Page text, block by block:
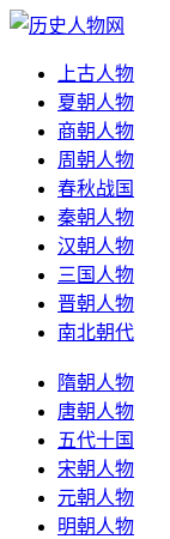
上古人物
夏朝人物
商朝人物
周朝人物
春秋战国
秦朝人物
汉朝人物
三国人物
晋朝人物
南北朝代
隋朝人物
唐朝人物
五代十国
宋朝人物
元朝人物
明朝人物